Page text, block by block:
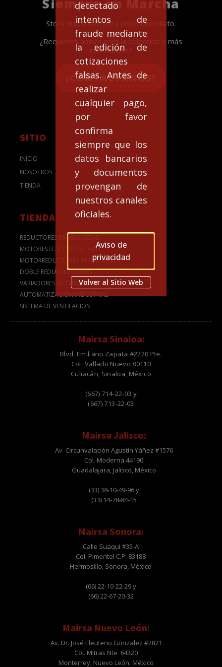
detectado
intentos de
fraude mediante
la edición de
cotizaciones
falsas. Antes de
realizar
cualquier pago,
por favor
confirma
siempre que los
datos bancarios
y documentos
provengan de
nuestros canales
oficiales.
Aviso de
privacidad
Volver al Sitio Web
Siempre en Marcha
Stock disponible para envío inmediato.
¿Requieres apoyo para la selección o más
información?
¡CONTACTANOS!
SITIO
INICIO
NOSOTROS
TIENDA
TIENDA
REDUCTORES DE VELOCIDAD
MOTORES ELÉCTRICOS - WEG
MOTORREDUCTORES INDUSTRIALES
DOBLE REDUCCIÓN NMRV
VARIADORES DE FRECUENCIA
AUTOMATIZACION INDUSTRIAL
SISTEMA DE VENTILACION
Mairsa Sinaloa:
Blvd. Emiliano Zapata #2220 Pte.
Col. Vallado Nuevo 80110
Culiacán, Sinaloa, México
(667) 714-22-03 y
(667) 713-22-03
Mairsa Jalisco:
Av. Circunvalación Agustín Yáñez #1576
Col. Moderna 44190
Guadalajara, Jalisco, México
(33) 38-10-49-96 y
(33) 14-78-84-15
Mairsa Sonora:
Calle Suaqui #35-A
Col. Pimentel C.P. 83188
Hermosillo, Sonora, México
(66) 22-10-22-29 y
(66) 22-67-20-32
Mairsa Nuevo León:
Av. Dr. José Eleuterio Gonzalez #2821
Col. Mitras Nte. 64320
Monterrey, Nuevo León, México